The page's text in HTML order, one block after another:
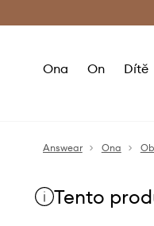
Ona On Dítě
Answear Ona
Tento